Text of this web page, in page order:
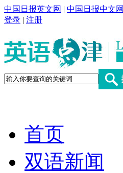
中国日报英文网 | 中国日报中文网
登录 | 注册
首页
双语新闻